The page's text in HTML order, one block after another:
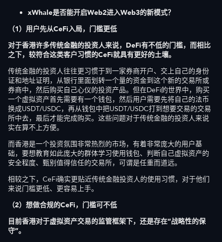
xWhale是否能开启Web2进入Web3的新模式？
（1）用户先从CeFi入局，门槛更低
对于香港许多传统金融的投资人来说，DeFi有不低的门槛，而相比
之下，较符合这类客户习惯的CeFi就具有更好的土壤。
传统金融的投资人往往更习惯于到一家券商开户、交上自己的身份
证和地址证明，从银行里面划转一个量的资金到这个新的交易所或
券商中，然后购买自己心仪的投资产品。但在DeFi的世界中，购买
一个虚拟资产首先需要有一个钱包，然后用户需要先将自己的法币
换成USDT/USDC，再从钱包中把USDT/USDC打到想要交易的交易
所中去，最后才能完成购买。这些问题对于传统金融的投资人来说
实在算不上方便。
而香港是一个投资氛围非常热烈的市场，有着非常庞大的用户基
础，要想教育如此庞大的群体学习使用钱包、判断自己虚拟资产的
安全程度、甄别值得信任的交易所，可谓是任重而道远。
相较之下，CeFi确实更贴近传统金融投资人的使用习惯，对于他们
来说门槛更低、更容易上手。
（2）想做合规的CeFi，门槛可不低
目前香港对于虚拟资产交易的监管框架下，还是存在“战略性的保
守”。